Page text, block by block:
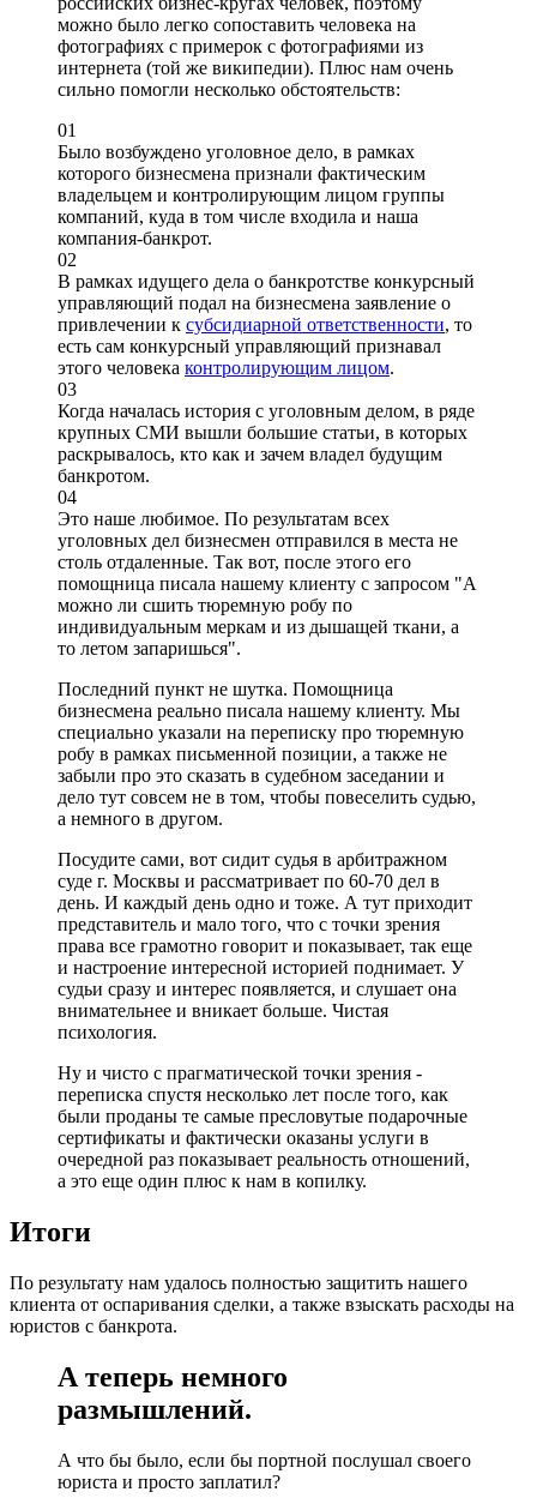
можно было легко сопоставить человека на
фотографиях с примерок с фотографиями из
интернета (той же википедии). Плюс нам очень
сильно помогли несколько обстоятельств:
01
Было возбуждено уголовное дело, в рамках
которого бизнесмена признали фактическим
владельцем и контролирующим лицом группы
компаний, куда в том числе входила и наша
компания-банкрот.
02
В рамках идущего дела о банкротстве конкурсный
управляющий подал на бизнесмена заявление о
привлечении к субсидиарной ответственности, то
есть сам конкурсный управляющий признавал
этого человека контролирующим лицом.
03
Когда началась история с уголовным делом, в ряде
крупных СМИ вышли большие статьи, в которых
раскрывалось, кто как и зачем владел будущим
банкротом.
04
Это наше любимое. По результатам всех
уголовных дел бизнесмен отправился в места не
столь отдаленные. Так вот, после этого его
помощница писала нашему клиенту с запросом "А
можно ли сшить тюремную робу по
индивидуальным меркам и из дышащей ткани, а
то летом запаришься".
Последний пункт не шутка. Помощница
бизнесмена реально писала нашему клиенту. Мы
специально указали на переписку про тюремную
робу в рамках письменной позиции, а также не
забыли про это сказать в судебном заседании и
дело тут совсем не в том, чтобы повеселить судью,
а немного в другом.
Посудите сами, вот сидит судья в арбитражном
суде г. Москвы и рассматривает по 60-70 дел в
день. И каждый день одно и тоже. А тут приходит
представитель и мало того, что с точки зрения
права все грамотно говорит и показывает, так еще
и настроение интересной историей поднимает. У
судьи сразу и интерес появляется, и слушает она
внимательнее и вникает больше. Чистая
психология.
Ну и чисто с прагматической точки зрения -
переписка спустя несколько лет после того, как
были проданы те самые пресловутые подарочные
сертификаты и фактически оказаны услуги в
очередной раз показывает реальность отношений,
а это еще один плюс к нам в копилку.
Итоги
По результату нам удалось полностью защитить нашего
клиента от оспаривания сделки, а также взыскать расходы на
юристов с банкрота.
А теперь немного
размышлений.
А что бы было, если бы портной послушал своего
юриста и просто заплатил?